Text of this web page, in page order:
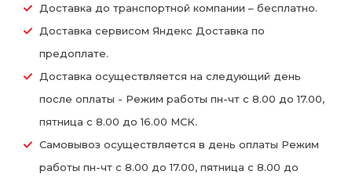
Доставка до транспортной компании – бесплатно.
Доставка сервисом Яндекс Доставка по
предоплате.
Доставка осуществляется на следующий день
после оплаты - Режим работы пн-чт с 8.00 до 17.00,
пятница с 8.00 до 16.00 МСК.
Самовывоз осуществляется в день оплаты Режим
работы пн-чт с 8.00 до 17.00, пятница с 8.00 до